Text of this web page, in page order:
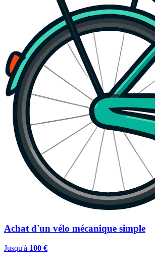
Achat d'un vélo mécanique simple
Jusqu'à 100 €